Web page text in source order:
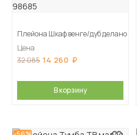
Плейона Шкаф венге/дуб делано
Цена
32 085 14 260
В корзину